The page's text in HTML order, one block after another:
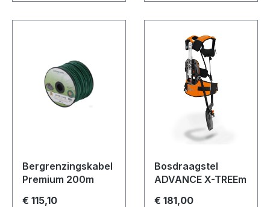
Bergrenzingskabel
Premium 200m
€ 115,10
Bosdraagstel
ADVANCE X-TREEm
€ 181,00